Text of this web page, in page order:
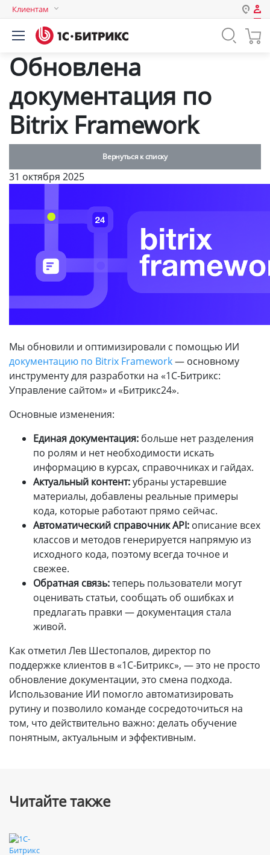
Клиентам
Авторизация
Нет аккаунта?
Логин
Пароль
Запомнить меня на этом
компьютере
Забыли свой пароль?
или войдите с помощью
Обновлена
документация по
Bitrix Framework
Вернуться к списку
31 октября 2025
Мы обновили и оптимизировали с помощью ИИ
документацию по Bitrix Framework— основному
инструменту для разработки на «1С-Битрикс:
Управление сайтом» и «Битрикс24».
Основные изменения:
Единая документация: больше нет разделения
по ролям и нет необходимости искать
информацию в курсах, справочниках и гайдах.
Актуальный контент:убраны устаревшие
материалы, добавлены реальные примеры
кода, которые работают прямо сейчас.
Автоматический справочник API: описание всех
классов и методов генерируется напрямую из
исходного кода, поэтому всегда точное и
свежее.
Обратная связь:теперь пользователи могут
оценивать статьи, сообщать об ошибках и
предлагать правки — документация стала
живой.
Как отметил Лев Шестопалов, директор по
поддержке клиентов в «1С-Битрикс», — это не просто
обновление документации, это смена подхода.
Использование ИИ помогло автоматизировать
рутину и позволило команде сосредоточиться на
том, что действительно важно: делать обучение
понятным, актуальным и эффективным.
Читайте также